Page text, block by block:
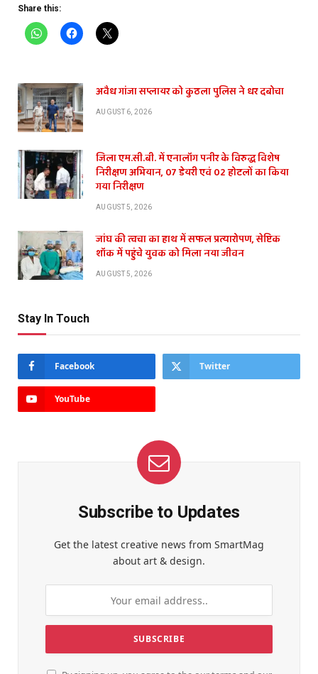
Share this:
अवैध गांजा सप्लायर को कुठला पुलिस ने धर दबोचा
AUGUST 6, 2026
जिला एम.सी.बी. में एनालॉग पनीर के विरुद्ध विशेष
निरीक्षण अभियान, 07 डेयरी एवं 02 होटलों का किया
गया निरीक्षण
AUGUST 5, 2026
जांघ की त्वचा का हाथ में सफल प्रत्यारोपण, सेप्टिक
शॉक में पहुंचे युवक को मिला नया जीवन
AUGUST 5, 2026
Stay In Touch
Facebook Twitter
YouTube
Subscribe to Updates
Get the latest creative news from SmartMag
about art & design.